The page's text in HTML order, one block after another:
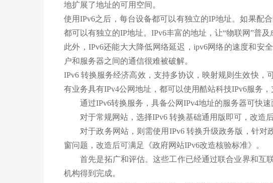
地扩展了地址的可用空间。
使用IPv6之后，每台设备都可以有独立的IP地址。如果配
都可以有独立的IP地址。IPv6丰富的地址，让“物联网”普及
此外，IPv6还能大大降低网络延迟，ipv6网络的速度和安
户和服务器之间的通信很难被破解。
IPv6 转换服务经济高效，支持多协议，映射规则生效快，
有业务具有IPv4公网地址，都可以使用酷站科技IPv6服务，
通过IPv6转换服务，具备公网IPv4地址的服务器可快速
对于常规网站，选择IPv6 转换基础通用版即可，改造后
对于政务网站，则需使用IPv6 转换升级政务版，针对
窗问题，改造后可满足《政府网站IPv6改造核验标准》。
首先是拓广和评估。这些工作已经通过联合业界和互
机构得到完成。